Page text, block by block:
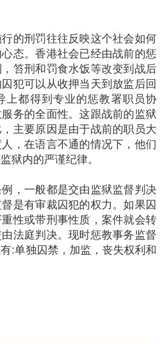
的刑罚往往反映这个社会如何
态。香港社会已经由战前的惩
笞刑和罚食水饭等改变到战后
犯可以从收押当天到放监后回
上都得到专业的惩教署职员协
务的全面性。这跟战前的监狱
主要原因是由于战前的职员大
，在语言不通的情况下，他们
狱内的严谨纪律。
，一般都是交由监狱监督判决
是有审裁囚犯的权力。如果囚
性或带刑事性质，案件就会转
法庭判决。现时惩教事务监督
:单独囚禁，加监，丧失权利和